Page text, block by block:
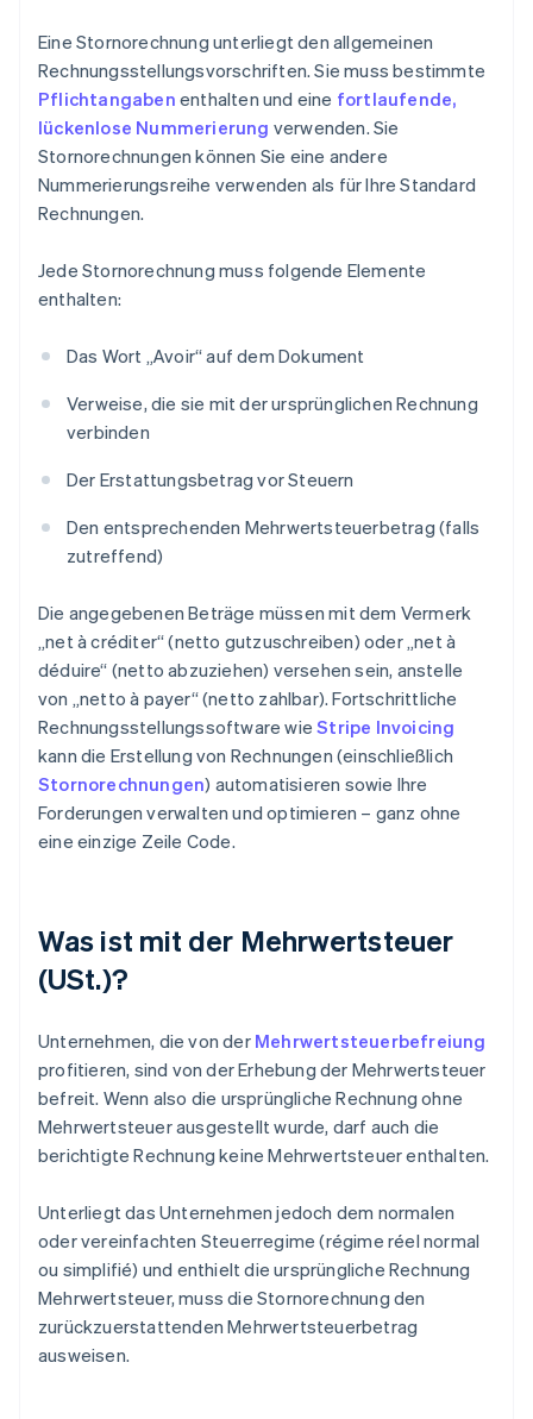
Eine Stornorechnung unterliegt den allgemeinen
Rechnungsstellungsvorschriften. Sie muss bestimmte
Pflichtangaben enthalten und eine fortlaufende,
lückenlose Nummerierung verwenden. Sie
Stornorechnungen können Sie eine andere
Nummerierungsreihe verwenden als für Ihre Standard
Rechnungen.
Jede Stornorechnung muss folgende Elemente
enthalten:
Das Wort „Avoir“ auf dem Dokument
Verweise, die sie mit der ursprünglichen Rechnung
verbinden
Der Erstattungsbetrag vor Steuern
Den entsprechenden Mehrwertsteuerbetrag (falls
zutreffend)
Die angegebenen Beträge müssen mit dem Vermerk
„net à créditer“ (netto gutzuschreiben) oder „net à
déduire“ (netto abzuziehen) versehen sein, anstelle
von „netto à payer“ (netto zahlbar). Fortschrittliche
Rechnungsstellungssoftware wieStripe Invoicing
kann die Erstellung von Rechnungen (einschließlich
Stornorechnungen) automatisieren sowie Ihre
Forderungen verwalten und optimieren – ganz ohne
eine einzige Zeile Code.
Was ist mit der Mehrwertsteuer
(USt.)?
Unternehmen, die von der Mehrwertsteuerbefreiung
profitieren, sind von der Erhebung der Mehrwertsteuer
befreit. Wenn also die ursprüngliche Rechnung ohne
Mehrwertsteuer ausgestellt wurde, darf auch die
berichtigte Rechnung keine Mehrwertsteuer enthalten.
Unterliegt das Unternehmen jedoch dem normalen
oder vereinfachten Steuerregime (régime réel normal
ou simplifié) und enthielt die ursprüngliche Rechnung
Mehrwertsteuer, muss die Stornorechnung den
zurückzuerstattenden Mehrwertsteuerbetrag
ausweisen.